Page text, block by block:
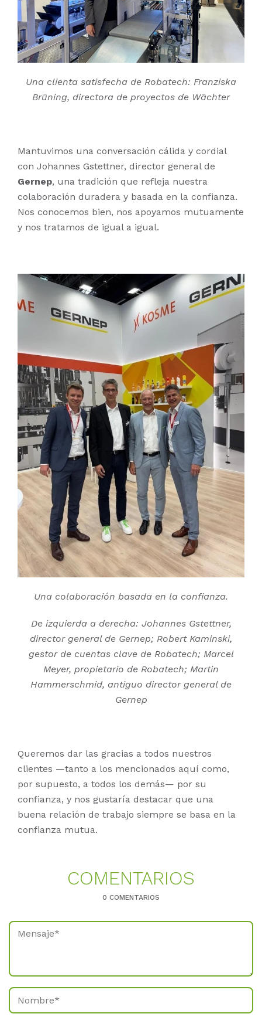
Una clienta satisfecha de Robatech: Franziska
Brüning, directora de proyectos de Wächter
Mantuvimos una conversación cálida y cordial
con Johannes Gstettner, director general de
Gernep, una tradición que refleja nuestra
colaboración duradera y basada en la confianza.
Nos conocemos bien, nos apoyamos mutuamente
y nos tratamos de igual a igual.
Una colaboración basada en la confianza.
De izquierda a derecha: Johannes Gstettner,
director general de Gernep; Robert Kaminski,
gestor de cuentas clave de Robatech; Marcel
Meyer, propietario de Robatech; Martin
Hammerschmid, antiguo director general de
Gernep
Queremos dar las gracias a todos nuestros
clientes —tanto a los mencionados aquí como,
por supuesto, a todos los demás— por su
confianza, y nos gustaría destacar que una
buena relación de trabajo siempre se basa en la
confianza mutua.
CO­MEN­TA­RI­OS
0 COMENTARIOS